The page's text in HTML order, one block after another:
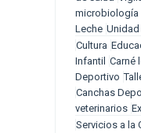
microbiología
Leche
Cultura
Infantil Carné
Deportivo
Canchas
veterinarios
Servicios a la